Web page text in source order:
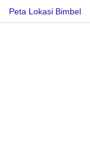
Peta Lokasi Bimbel